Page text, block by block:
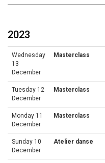
2023
Wednesday
13
December
Masterclass
Tuesday 12
December
Masterclass
Monday 11
December
Masterclass
Sunday 10
December
Atelier danse